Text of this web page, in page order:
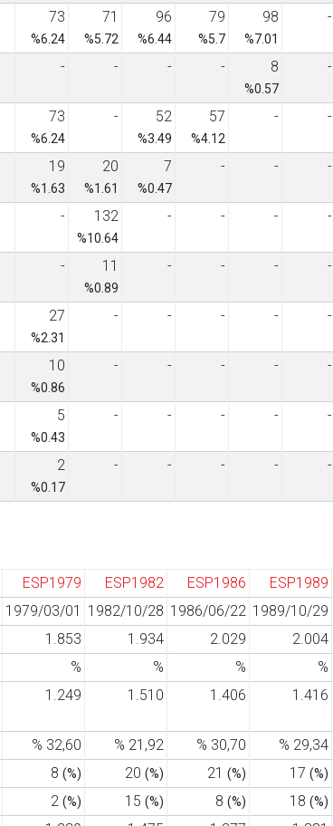
73
%6.24
71
%5.72
96
%6.44
79
%5.7
98
%7.01
-
- - - - 8
%0.57
-
73
%6.24
- 52
%3.49
57
%4.12
- -
19
%1.63
20
%1.61
7
%0.47
- - -
- 132
%10.64
- - - -
- 11
%0.89
- - - -
27
%2.31
- - - - -
10
%0.86
- - - - -
5
%0.43
- - - - -
2
%0.17
- - - - -
ESP1979 ESP1982 ESP1986 ESP1989
1979/03/01 1982/10/28 1986/06/22 1989/10/29
1.853 1.934 2.029 2.004
% % % %
1.249 1.510 1.406 1.416
% 32,60 % 21,92 % 30,70 % 29,34
8 (%) 20 (%) 21 (%) 17 (%)
2 (%) 15 (%) 8 (%) 18 (%)